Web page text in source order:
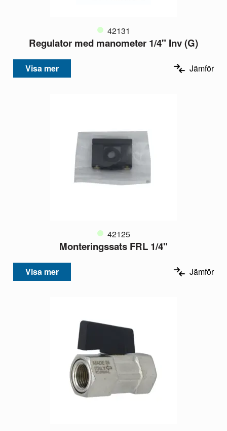
42131
Regulator med manometer 1/4" Inv (G)
Visa mer Jämför
42125
Monteringssats FRL 1/4"
Visa mer Jämför